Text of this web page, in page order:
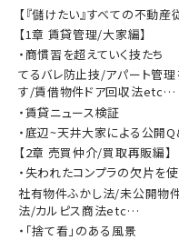
【『儲けたい』すべての不動産
【1章 賃貸管理/大家編】
・商慣習を超えていく技たち
てるバレ防止技/アパート管
す/賃借物件ドア回収法etc…
・賃貸ニュース検証
・底辺~天井大家による公開
【2章 売買仲介/買取再販編】
・失われたコンプラの欠片を
社有物件ふかし法/未公開物
法/カルピス商法etc…
・「捨て看」のある風景